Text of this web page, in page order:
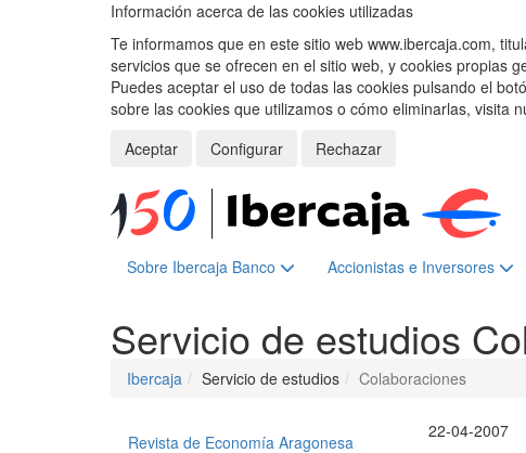
Información acerca de las cookies utilizadas
Te informamos que en este sitio web www.ibercaja.com,
servicios que se ofrecen en el sitio web, y cookies propias
Puedes aceptar el uso de todas las cookies pulsando el
sobre las cookies que utilizamos o cómo eliminarlas, visita
Aceptar
Configurar
Rechazar
Sobre Ibercaja Banco Accionistas e Inversores
Servicio de estudios
Ibercaja Servicio de estudios Colaboraciones
22-04-2007
Revista de Economía Aragonesa